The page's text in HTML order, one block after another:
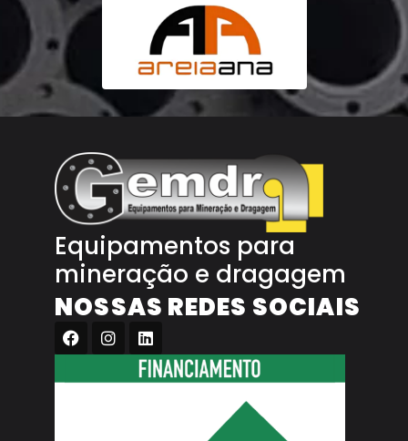
Equipamentos para
mineração e dragagem
NOSSAS REDES SOCIAIS